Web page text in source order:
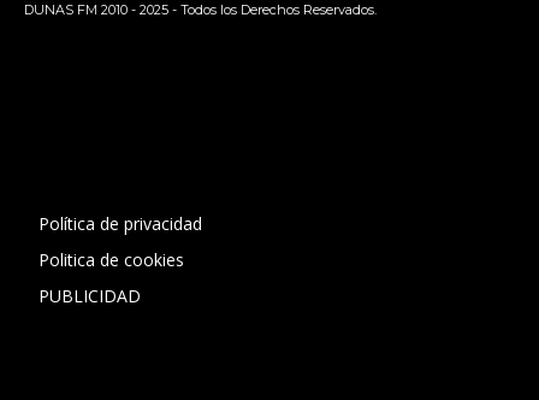
DUNAS FM 2010 - 2025 - Todos los Derechos Reservados.
Política de privacidad
Politica de cookies
PUBLICIDAD